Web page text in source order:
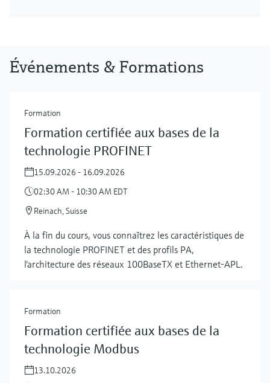
Événements & Formations
Formation
Formation certifiée aux bases de la
technologie PROFINET
15.09.2026 - 16.09.2026
02:30 AM - 10:30 AM EDT
Reinach, Suisse
À la fin du cours, vous connaîtrez les caractéristiques de
la technologie PROFINET et des profils PA,
l'architecture des réseaux 100BaseTX et Ethernet-APL.
Formation
Formation certifiée aux bases de la
technologie Modbus
13.10.2026